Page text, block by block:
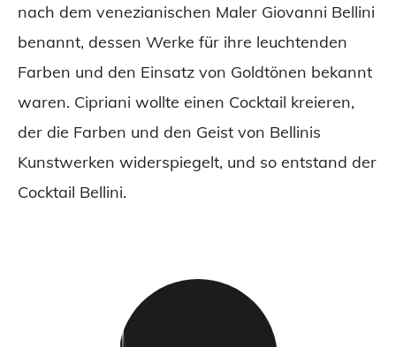
nach dem venezianischen Maler Giovanni Bellini
benannt, dessen Werke für ihre leuchtenden
Farben und den Einsatz von Goldtönen bekannt
waren. Cipriani wollte einen Cocktail kreieren,
der die Farben und den Geist von Bellinis
Kunstwerken widerspiegelt, und so entstand der
Cocktail Bellini.